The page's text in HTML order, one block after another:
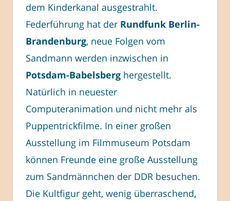
dem Kinderkanal ausgestrahlt.
Federführung hat der Rundfunk Berlin-
Brandenburg, neue Folgen vom
Sandmann werden inzwischen in
Potsdam-Babelsberg hergestellt.
Natürlich in neuester
Computeranimation und nicht mehr als
Puppentrickfilme. In einer großen
Ausstellung im Filmmuseum Potsdam
können Freunde eine große Ausstellung
zum Sandmännchen der DDR besuchen.
Die Kultfigur geht, wenig überraschend,